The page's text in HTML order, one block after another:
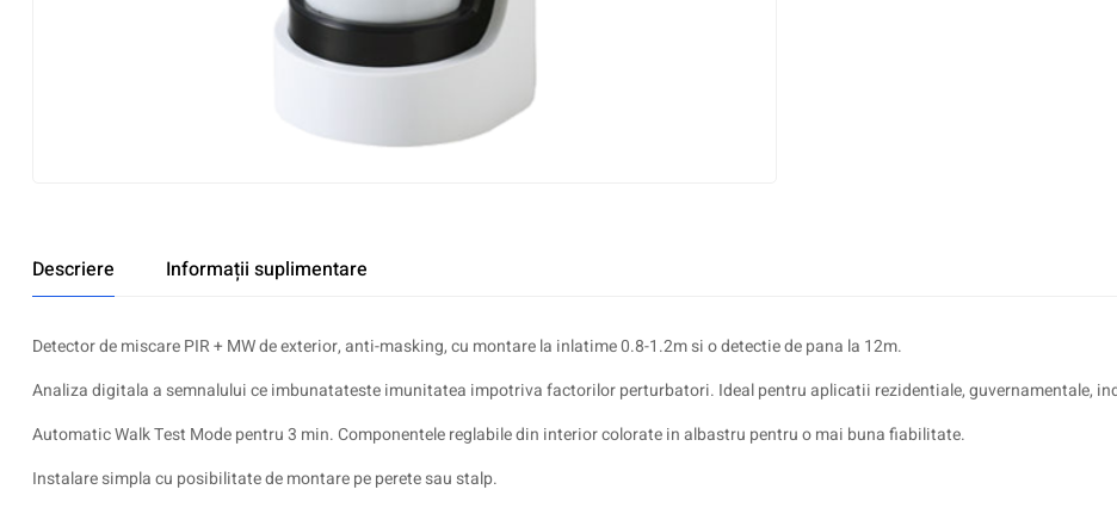
Descriere Informații suplimentare
Detector de miscare PIR + MW de exterior, anti-masking, cu montare la inlatime 0.8-1.2m si o detectie de pana la 12m.
Analiza digitala a semnalului ce imbunatateste imunitatea impotriva factorilor perturbatori. Ideal pentru aplicatii rezidentiale, guvernamentale,
Automatic Walk Test Mode pentru 3 min. Componentele reglabile din interior colorate in albastru pentru o mai buna fiabilitate.
Instalare simpla cu posibilitate de montare pe perete sau stalp.